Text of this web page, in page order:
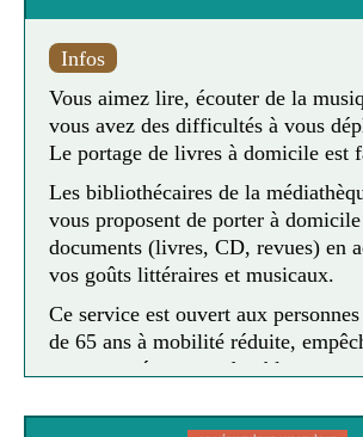
Infos
Vous aimez lire, écouter de la
vous avez des difficultés à vous
Le portage de livres à domicile est
Les bibliothécaires de la
vous proposent de porter à domicile
documents (livres, CD, revues) en
vos goûts littéraires et musicaux.
Ce service est ouvert aux
de 65 ans à mobilité réduite,
momentanément ou durablement, aux
d’habiter la commune de Salles et